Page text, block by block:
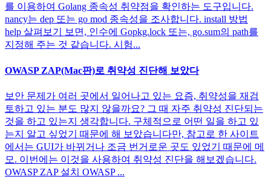
를 이용하여 Golang 종속성 취약점을 확인하는 도구입니다.
nancy는 dep 또는 go mod 종속성을 조사합니다. install 방법
help 살펴보기 보면, 인수에 Gopkg.lock 또는, go.sum의 path를
지정해 주는 것 같습니다. 시험...
OWASP ZAP(Mac판)로 취약성 진단해 보았다
보안 문제가 여러 곳에서 일어나고 있는 요즘, 취약성을 재검
토하고 있는 분도 많지 않을까요? 그 때 자주 취약성 진단되는
것을 하고 있는지 생각합니다. 구체적으로 어떤 일을 하고 있
는지 알고 싶었기 때문에 해 보았습니다만, 참고로 한 사이트
에서는 GUI가 바뀌거나 조금 번거로운 곳도 있었기 때문에 메
모. 이번에는 이것을 사용하여 취약성 진단을 해보겠습니다.
OWASP ZAP 설치 OWASP ...